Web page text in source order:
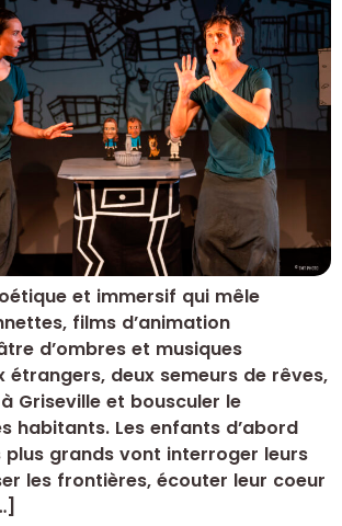
et immersif qui mêle
films d’animation
d’ombres et musiques
étrangers, deux semeurs de rêves,
Griseville et bousculer le
habitants. Les enfants d’abord
plus grands vont interroger leurs
les frontières, écouter leur coeur